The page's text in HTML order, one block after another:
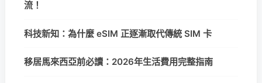
流！
科技新知：為什麼 eSIM 正逐漸取代傳統 SIM 卡
移居馬來西亞前必讀：2026年生活費用完整指南